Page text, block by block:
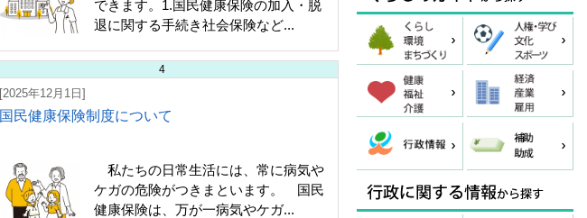
できます。1.国民健康保険の加入・脱
退に関する手続き社会保険など...
4
[2025年12月1日]
国民健康保険制度について
私たちの日常生活には、常に病気や
ケガの危険がつきまといます。 国民
健康保険は、万が一病気やケガ...